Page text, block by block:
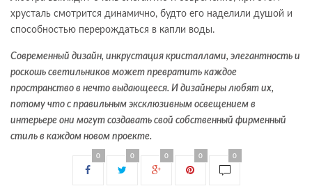
хрусталь смотрится динамично, будто его наделили душой и
способностью перерождаться в капли воды.
Современный дизайн, инкрустация кристаллами, элегантность и
роскошь светильников может превратить каждое
пространство в нечто выдающееся. И дизайнеры любят их,
потому что с правильным эксклюзивным освещением в
интерьере они могут создавать свой собственный фирменный
стиль в каждом новом проекте.
0 0 0 0 0